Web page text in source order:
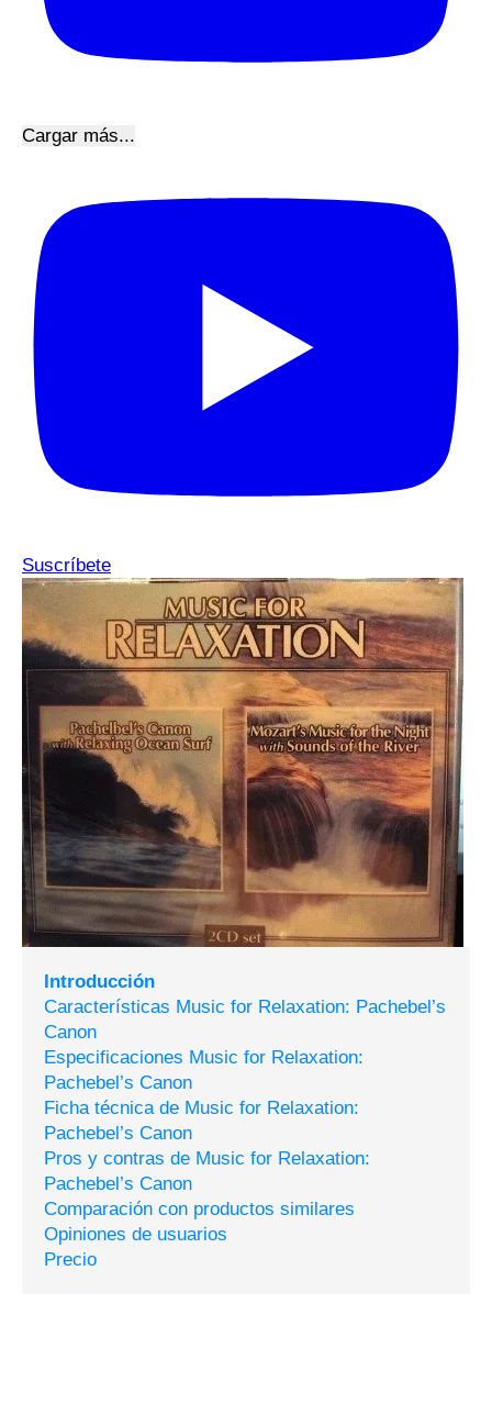
Cargar más...
Suscríbete
Introducción
Características Music for Relaxation: Pachebel’s
Canon
Especificaciones Music for Relaxation:
Pachebel’s Canon
Ficha técnica de Music for Relaxation:
Pachebel’s Canon
Pros y contras de Music for Relaxation:
Pachebel’s Canon
Comparación con productos similares
Opiniones de usuarios
Precio